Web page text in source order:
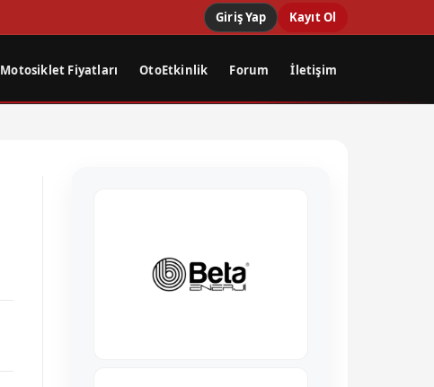
Giriş Yap Kayıt Ol
Motosiklet Fiyatları OtoEtkinlik Forum İletişim